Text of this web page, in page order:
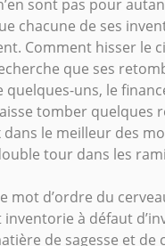
sont pas pour
chacune de ses
Comment hisser le
que ses
uns, le
tomber quelques
le meilleur des
tour dans les
mot d’ordre du
à défaut
de sagesse et de